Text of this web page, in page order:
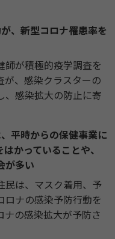
、新型コロナ罹患率を
師が積極的疫学調査を
が、感染クラスターの
、感染拡大の防止に寄
平時からの保健事業に
かっていることや、
が多い
民は、マスク着用、予
ロナの感染予防行動を
ナの感染拡大が予防さ